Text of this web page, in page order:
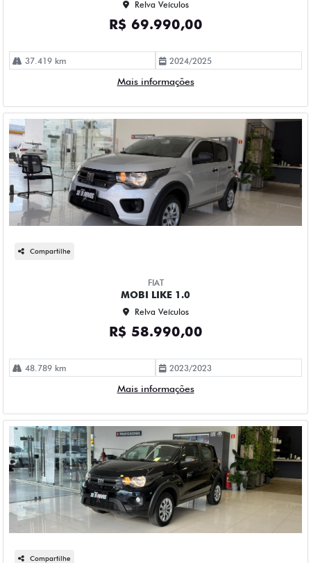
Relva Veículos
R$ 69.990,00
37.419 km 2024/2025
Mais informações
Compartilhe
FIAT
MOBI LIKE 1.0
Relva Veículos
R$ 58.990,00
48.789 km 2023/2023
Mais informações
Compartilhe